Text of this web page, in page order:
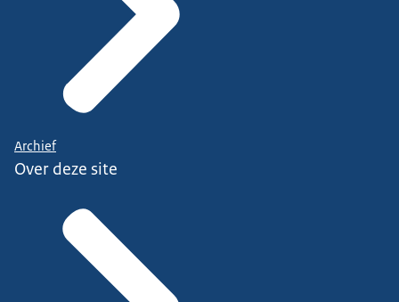
Archief
Over deze site